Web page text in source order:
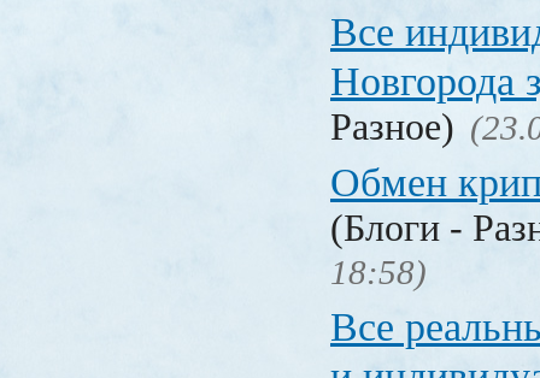
Все
Новгорода
Разное)
Обмен
(Блоги -
18:58)
Все